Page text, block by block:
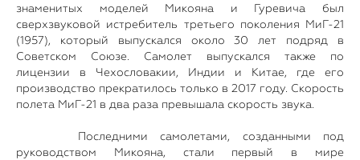
знаменитых моделей Микояна и Гуревича был
сверхзвуковой истребитель третьего поколения МиГ-21
(1957), который выпускался около 30 лет подряд в
Советском Союзе. Самолет выпускался также по
лицензии в Чехословакии, Индии и Китае, где его
производство прекратилось только в 2017 году. Скорость
полета МиГ-21 в два раза превышала скорость звука.
Последними самолетами, созданными под
руководством Микояна, стали первый в мире